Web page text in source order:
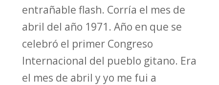
entrañable flash. Corría el mes de
abril del año 1971. Año en que se
celebró el primer Congreso
Internacional del pueblo gitano. Era
el mes de abril y yo me fui a